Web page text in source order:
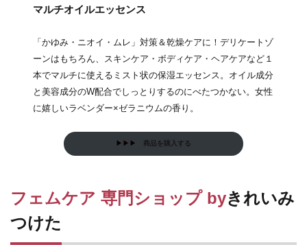
マルチオイルエッセンス
「かゆみ・ニオイ・ムレ」対策＆乾燥ケアに！デリケートゾ
ーンはもちろん、スキンケア・ボディケア・ヘアケアなど１
本でマルチに使えるミスト状の保湿エッセンス。オイル成分
と美容成分のW配合でしっとりするのにべたつかない。女性
に嬉しいラベンダー×ゼラニウムの香り。
▶▶▶ 商品を購入する
フェムケア 専門ショップ byきれいみ
つけた